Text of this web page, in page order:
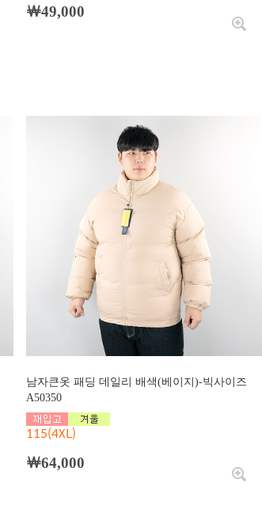
￦49,000
남자큰옷 패딩 데일리 배색(베이지)-빅사이즈
A50350
115(4XL)
￦64,000